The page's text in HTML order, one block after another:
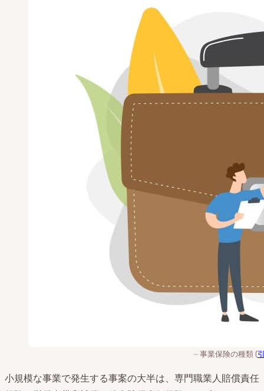
事業保険の種類 (
小規模な事業で発生する事案の大半は、専門職業人賠償責任